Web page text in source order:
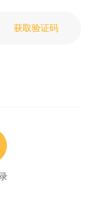
获取验证码